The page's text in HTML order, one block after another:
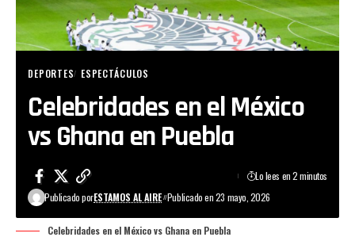
DEPORTES ESPECTÁCULOS
Celebridades en el México
vs Ghana en Puebla
Publicado porESTAMOS AL AIRE Publicado en 23 mayo, 2026
Lo lees en 2 minutos
Celebridades en el México vs Ghana en Puebla